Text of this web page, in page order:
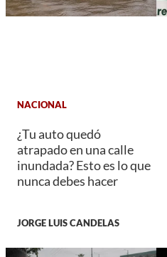
NACIONAL
¿Tu auto quedó
atrapado en una calle
inundada? Esto es lo que
nunca debes hacer
JORGE LUIS CANDELAS